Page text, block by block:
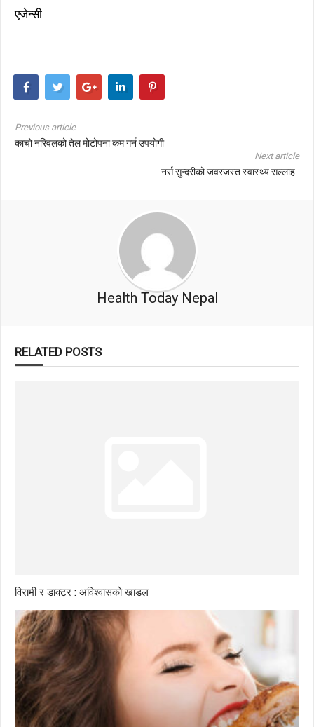
एजेन्सी
Previous article
काचो नरिवलको तेल मोटोपना कम गर्न उपयोगी
Next article
नर्स सुन्दरीको जवरजस्त स्वास्थ्य सल्लाह
Health Today Nepal
RELATED POSTS
विरामी र डाक्टर : अविश्वासको खाडल